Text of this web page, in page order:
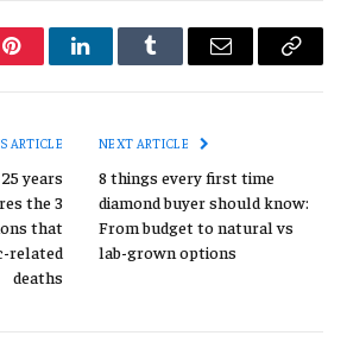
PinterestLinkedInTumblr Email
Copy
ARTICLE
years
the 3
that
related
deaths
NEXT ARTICLE
8 things every first time
diamond buyer should know:
From budget to natural vs
lab-grown options